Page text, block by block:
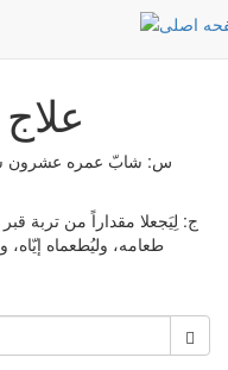
س: شابّ عمره عشرون
ج: لِيَجعلا مقداراً من تربة
طعامه، وليُطعماه إيّاه،